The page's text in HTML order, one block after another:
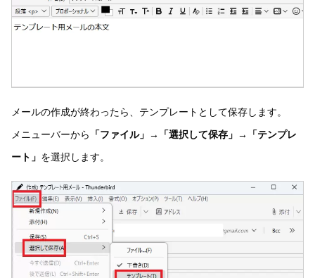
メールの作成が終わったら、テンプレートとして保存します。
メニューバーから
「ファイル」→「選択して保存」→「テンプレ
ート」 を選択します。